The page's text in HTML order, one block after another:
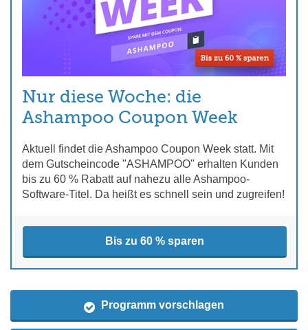
Nur diese Woche: die
Ashampoo Coupon Week
Aktuell findet die Ashampoo Coupon Week statt. Mit
dem Gutscheincode "ASHAMPOO" erhalten Kunden
bis zu 60 % Rabatt auf nahezu alle Ashampoo-
Software-Titel. Da heißt es schnell sein und zugreifen!
Bis zu 60 % sparen
Programm vorschlagen